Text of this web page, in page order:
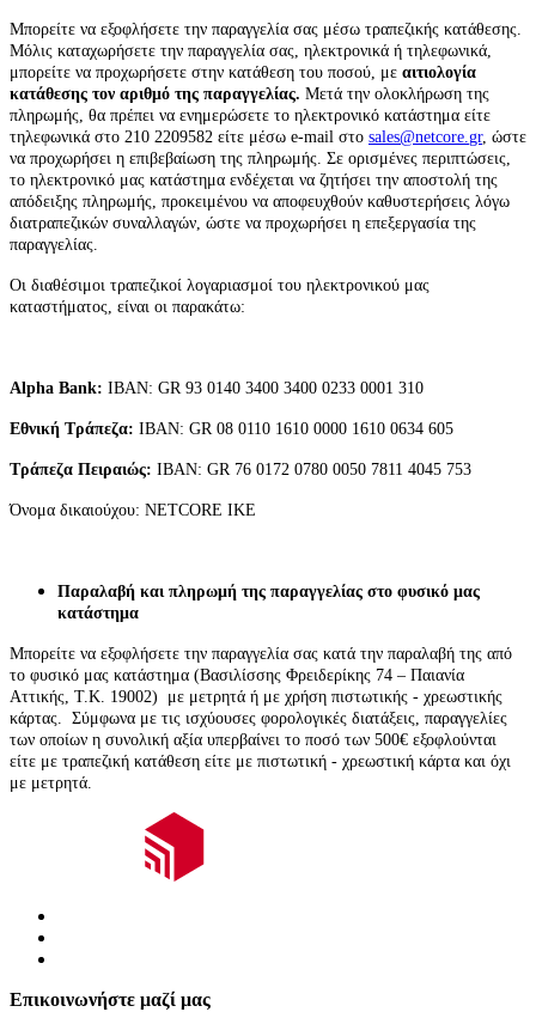
Μπορείτε να εξοφλήσετε την παραγγελία σας μέσω τραπεζικής κατάθεσης.
Μόλις καταχωρήσετε την παραγγελία σας, ηλεκτρονικά ή τηλεφωνικά,
μπορείτε να προχωρήσετε στην κατάθεση του ποσού, με αιτιολογία
κατάθεσης τον αριθμό της παραγγελίας. Μετά την ολοκλήρωση της
πληρωμής, θα πρέπει να ενημερώσετε το ηλεκτρονικό κατάστημα είτε
τηλεφωνικά στο 210 2209582 είτε μέσω e-mail στο sales@netcore.gr, ώστε
να προχωρήσει η επιβεβαίωση της πληρωμής. Σε ορισμένες περιπτώσεις,
το ηλεκτρονικό μας κατάστημα ενδέχεται να ζητήσει την αποστολή της
απόδειξης πληρωμής, προκειμένου να αποφευχθούν καθυστερήσεις λόγω
διατραπεζικών συναλλαγών, ώστε να προχωρήσει η επεξεργασία της
παραγγελίας.
Οι διαθέσιμοι τραπεζικοί λογαριασμοί του ηλεκτρονικού μας
καταστήματος, είναι οι παρακάτω:
Alpha Bank: ΙΒΑΝ: GR93 0140 3400 3400 0233 0001 310
Εθνική Τράπεζα: ΙΒΑΝ: GR08 0110 1610 0000 1610 0634 605
Τράπεζα Πειραιώς: ΙΒΑΝ: GR 76 0172 0780 0050 7811 4045 753
Όνομα δικαιούχου: NETCORE IKE
Παραλαβή και πληρωμή της παραγγελίας στο φυσικό μας
κατάστημα
Μπορείτε να εξοφλήσετε την παραγγελία σας κατά την παραλαβή της από
το φυσικό μας κατάστημα (Βασιλίσσης Φρειδερίκης 74 – Παιανία
Αττικής, Τ.Κ. 19002)
με μετρητά ή με χρήση πιστωτικής - χρεωστικής
κάρτας. Σύμφωνα με τις ισχύουσες φορολογικές διατάξεις, παραγγελίες
των οποίων η συνολική αξία υπερβαίνει το ποσό των 500€ εξοφλούνται
είτε με τραπεζική κατάθεση είτε με πιστωτική - χρεωστική κάρτα και όχι
με μετρητά.
Επικοινωνήστε μαζί μας